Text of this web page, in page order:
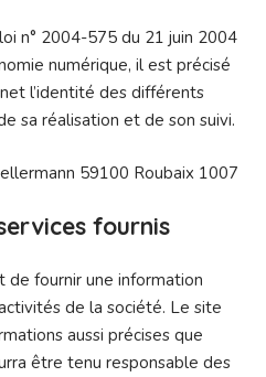
n° 2004-575 du 21 juin 2004
numérique, il est précisé
l’identité des différents
sa réalisation et de son suivi.
59100 Roubaix 1007
fournis
fournir une information
de la société. Le site
aussi précises que
être tenu responsable des